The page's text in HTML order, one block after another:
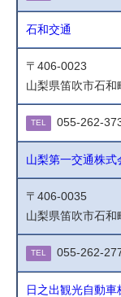
石和交通
〒406-0023
山梨県笛吹市石和
TEL 055-262-
山梨第一交通株
〒406-0035
山梨県笛吹市石和
TEL 055-262-
日之出観光自動車